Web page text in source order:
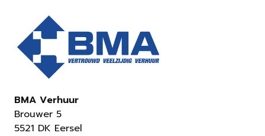
BMA Verhuur
Brouwer 5
5521 DK Eersel